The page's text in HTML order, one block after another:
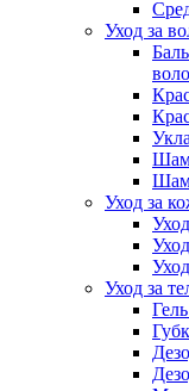
Уход за
Уход за
Уход за